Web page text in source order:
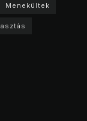
Menekültek